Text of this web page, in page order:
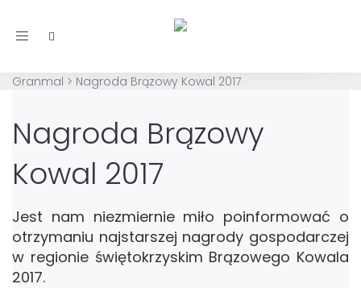
Toggle
Granmal > Nagroda Brązowy Kowal 2017
Nagroda Brązowy
Kowal 2017
Jest nam niezmiernie miło poinformować o
otrzymaniu najstarszej nagrody gospodarczej
w regionie świętokrzyskim Brązowego Kowala
2017.